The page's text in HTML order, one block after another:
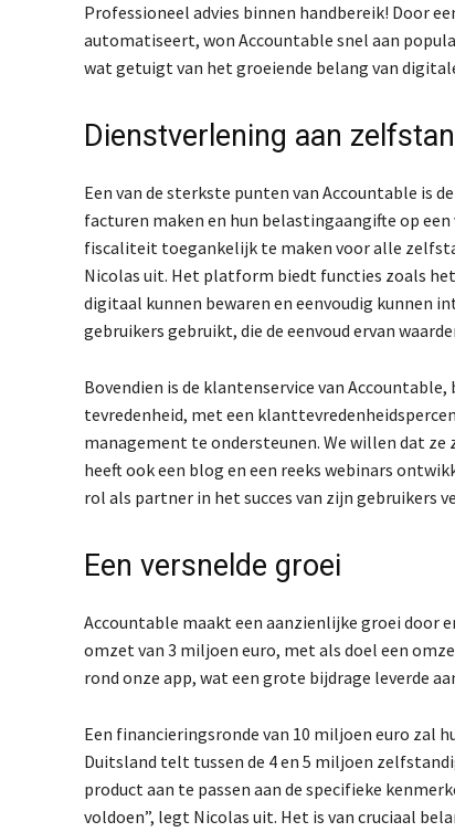
Professioneel advies binnen handbereik! Door
automatiseert, won Accountable snel aan
wat getuigt van het groeiende belang van
Dienstverlening aan
Een van de sterkste punten van Accountable is
facturen maken en hun belastingaangifte op
fiscaliteit toegankelijk te maken voor alle
Nicolas uit. Het platform biedt functies zoals
digitaal kunnen bewaren en eenvoudig kunnen
gebruikers gebruikt, die de eenvoud ervan
Bovendien is de klantenservice van
tevredenheid, met een
management te ondersteunen. We willen dat
heeft ook een blog en een reeks webinars
rol als partner in het succes van zijn gebruikers
Een versnelde groei
Accountable maakt een aanzienlijke groei door
omzet van 3 miljoen euro, met als doel een
rond onze app, wat een grote bijdrage leverde
Een financieringsronde van 10 miljoen euro zal
Duitsland telt tussen de 4 en 5 miljoen
product aan te passen aan de specifieke
voldoen”, legt Nicolas uit. Het is van cruciaal